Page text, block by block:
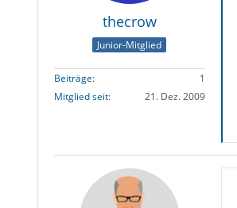
thecrow
Junior-Mitglied
Beiträge
1
Mitglied seit
21. Dez. 2009